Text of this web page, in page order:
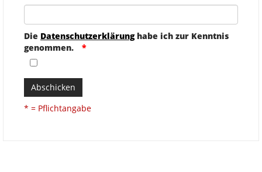
Die Datenschutzerklärunghabe ich zur Kenntnis
genommen.
Abschicken
* = Pflichtangabe